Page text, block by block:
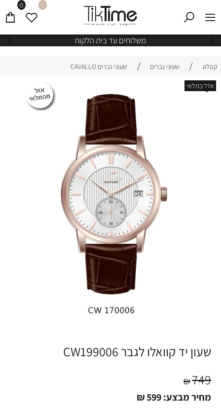
משלוחים עד בית הלקוח
0 0
קטלוג / שעוני גברים / שעוני גברים CAVALLO
אזל במלאי
שעון יד קוואלו לגבר CW199006
₪749
מחיר מבצע: ₪599